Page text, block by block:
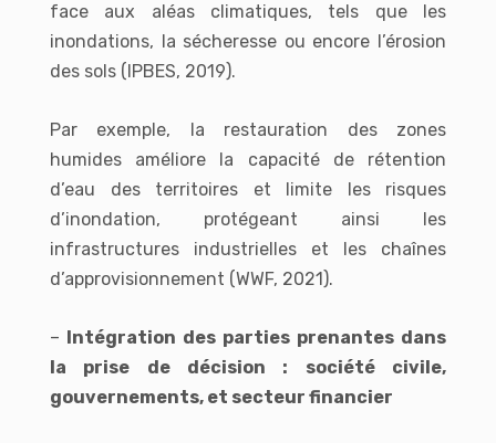
face aux aléas climatiques, tels que les
inondations, la sécheresse ou encore l’érosion
des sols (IPBES, 2019).
Par exemple, la restauration des zones
humides améliore la capacité de rétention
d’eau des territoires et limite les risques
d’inondation, protégeant ainsi les
infrastructures industrielles et les chaînes
d’approvisionnement (WWF, 2021).
– Intégration des parties prenantes dans
la prise de décision : société civile,
gouvernements, et secteur financier